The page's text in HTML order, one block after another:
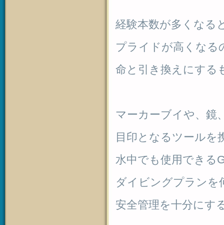
経験本数が多くなる
プライドが高くなる
命と引き換えにする
マーカーブイや、鏡
目印となるツールを
水中でも使用できる
ダイビングプランを
安全管理を十分にす